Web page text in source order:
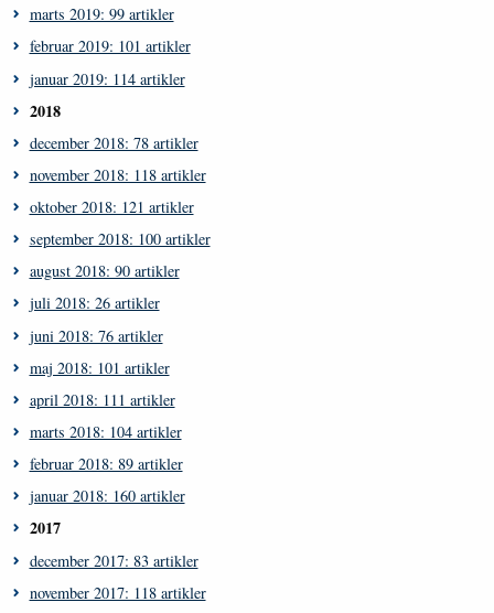
marts 2019: 99 artikler
februar 2019: 101 artikler
januar 2019: 114 artikler
2018
december 2018: 78 artikler
november 2018: 118 artikler
oktober 2018: 121 artikler
september 2018: 100 artikler
august 2018: 90 artikler
juli 2018: 26 artikler
juni 2018: 76 artikler
maj 2018: 101 artikler
april 2018: 111 artikler
marts 2018: 104 artikler
februar 2018: 89 artikler
januar 2018: 160 artikler
2017
december 2017: 83 artikler
november 2017: 118 artikler